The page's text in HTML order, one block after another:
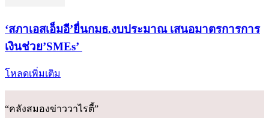
‘สภาเอสเอ็มอี’ยื่นกมธ.งบประมาณ เสนอมาตรการการ
เงินช่วย’SMEs’
โหลดเพิ่มเติม
“คลังสมองข่าววาไรตี้”